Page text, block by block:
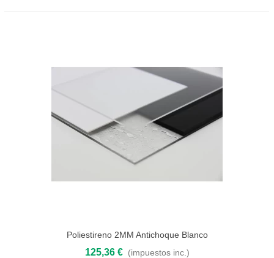
Poliestireno 2MM Antichoque Blanco
3050X2050
125,36 € (impuestos inc.)